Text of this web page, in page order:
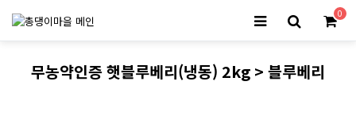
0
무농약인증 햇블루베리(냉동) 2kg > 블루베리